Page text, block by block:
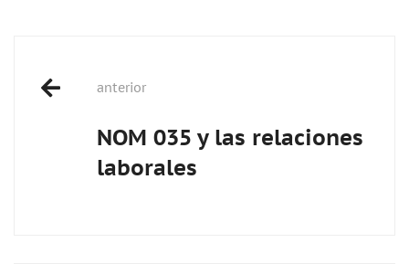
navigation
anterior
NOM 035 y las relaciones
laborales